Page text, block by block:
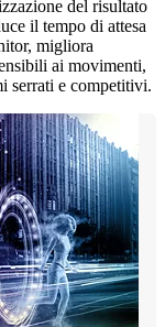
del risultato
il tempo di attesa
migliora
ai movimenti,
serrati e competitivi.